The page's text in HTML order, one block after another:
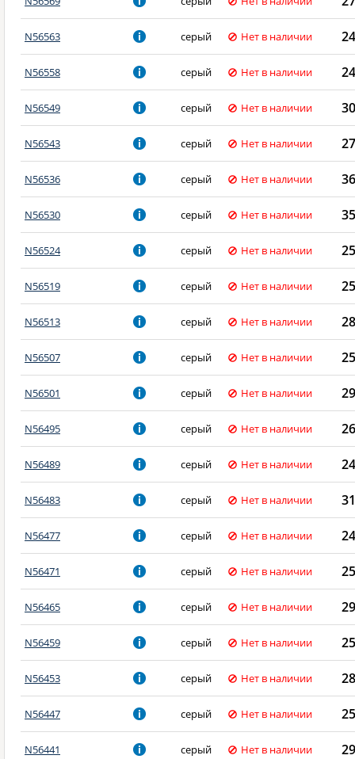
N56563 серый Нет в наличии
N56558 серый Нет в наличии
N56549 серый Нет в наличии
N56543 серый Нет в наличии
N56536 серый Нет в наличии
N56530 серый Нет в наличии
N56524 серый Нет в наличии
N56519 серый Нет в наличии
N56513 серый Нет в наличии
N56507 серый Нет в наличии
N56501 серый Нет в наличии
N56495 серый Нет в наличии
N56489 серый Нет в наличии
N56483 серый Нет в наличии
N56477 серый Нет в наличии
N56471 серый Нет в наличии
N56465 серый Нет в наличии
N56459 серый Нет в наличии
N56453 серый Нет в наличии
N56447 серый Нет в наличии
N56441 серый Нет в наличии